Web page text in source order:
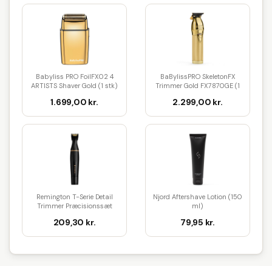
Babyliss PRO FoilFX02 4
ARTISTS Shaver Gold (1 stk)
1.699,00 kr.
BaBylissPRO SkeletonFX
Trimmer Gold FX7870GE (1
2.299,00 kr.
Remington T-Serie Detail
Trimmer Præcisionssæt
209,30 kr.
Njord Aftershave Lotion (150
ml)
79,95 kr.